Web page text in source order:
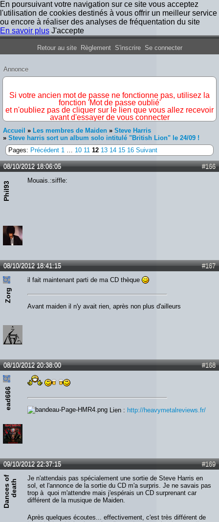
En poursuivant votre navigation sur ce site vous acceptez
l'utilisation de cookies destinés à vous offrir un meilleur service
ou encore à réaliser des analyses de fréquentation du site
En savoir plus J'accepte
Forum Iron Maiden France
Retour au site Règlement S'inscrire Se connecter
Annonce
Si votre ancien mot de passe ne fonctionne pas, utilisez la
fonction 'Mot de passe oublié'
et n'oubliez pas de cliquer sur le lien que vous allez recevoir
avant d'essayer de vous connecter
Accueil » Les membres de Maiden » Steve Harris
» Steve harris sort un album solo intitulé "British Lion" le 24/09 !
Pages: Précédent 1 … 10 11 12 13 14 15 16 Suivant
#166
08/10/2012 18:06:05
Phil93
Mouais.:siffle:
#167
08/10/2012 18:41:15
Zorg
il fait maintenant parti de ma CD thèque
Avant maiden il n'y avait rien, après non plus d'ailleurs
#168
08/10/2012 20:38:00
ead666 Lien : http://heavymetalreviews.fr/
#169
09/10/2012 22:37:15
D
a
n
c
e
s
o
f
d
e
a
th
Je n'attendais pas spécialement une sortie de Steve Harris en
sol, et l'annonce de la sortie du CD m'a surpris. Je ne savais pas
trop à quoi m'attendre mais j'espérais un CD surprenant car
différent de la musique de Maiden.
Après quelques écoutes... effectivement, c'est très différent de